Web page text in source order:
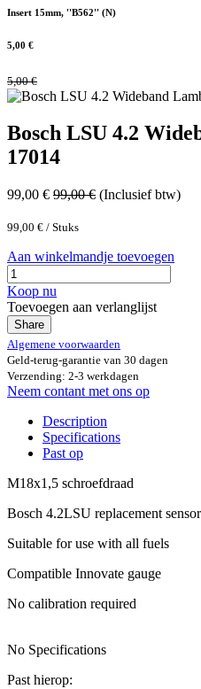
Insert 15mm, ''B562'' (N)
5,00 €
5,00€
Bosch LSU 4.2
17014
99,00 € 99,00€ (Inclusief btw)
99,00 € / Stuks
Aan winkelmandje toevoegen
Koop nu
Toevoegen aan verlanglijst
Share
Algemene voorwaarden
Geld-terug-garantie van 30 dagen
Verzending: 2-3 werkdagen
Neem contant met ons op
Description
Specifications
Past op
M18x1,5 schroefdraad
Bosch 4.2LSU replacement sensor
Suitable for use with all fuels
Compatible Innovate gauge
No calibration required
No Specifications
Past hierop: